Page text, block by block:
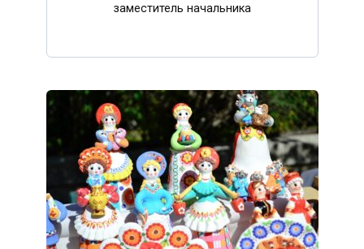
заместитель начальника